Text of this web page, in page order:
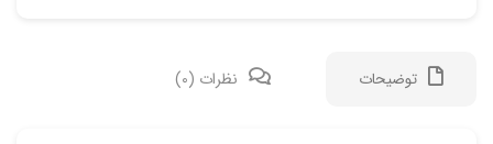
توضیحات نظرات (0)